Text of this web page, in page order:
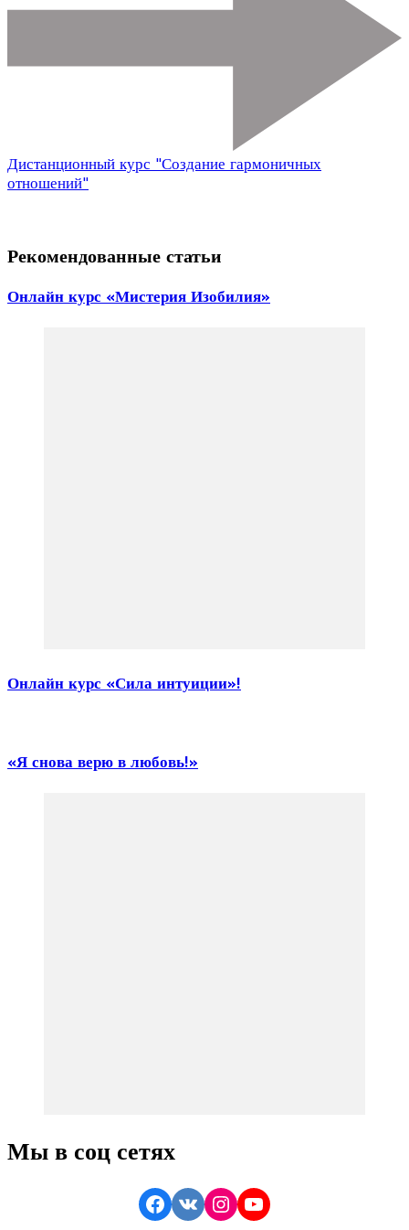
Дистанционный курс "Создание гармоничных
отношений"
Рекомендованные статьи
Онлайн курс «Мистерия Изобилия»
Онлайн курс «Сила интуиции»!
«Я снова верю в любовь!»
Мы в соц сетях
Facebook
VKInstagram
YouTube